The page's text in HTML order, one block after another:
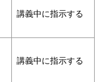
講義中に指示する
講義中に指示する